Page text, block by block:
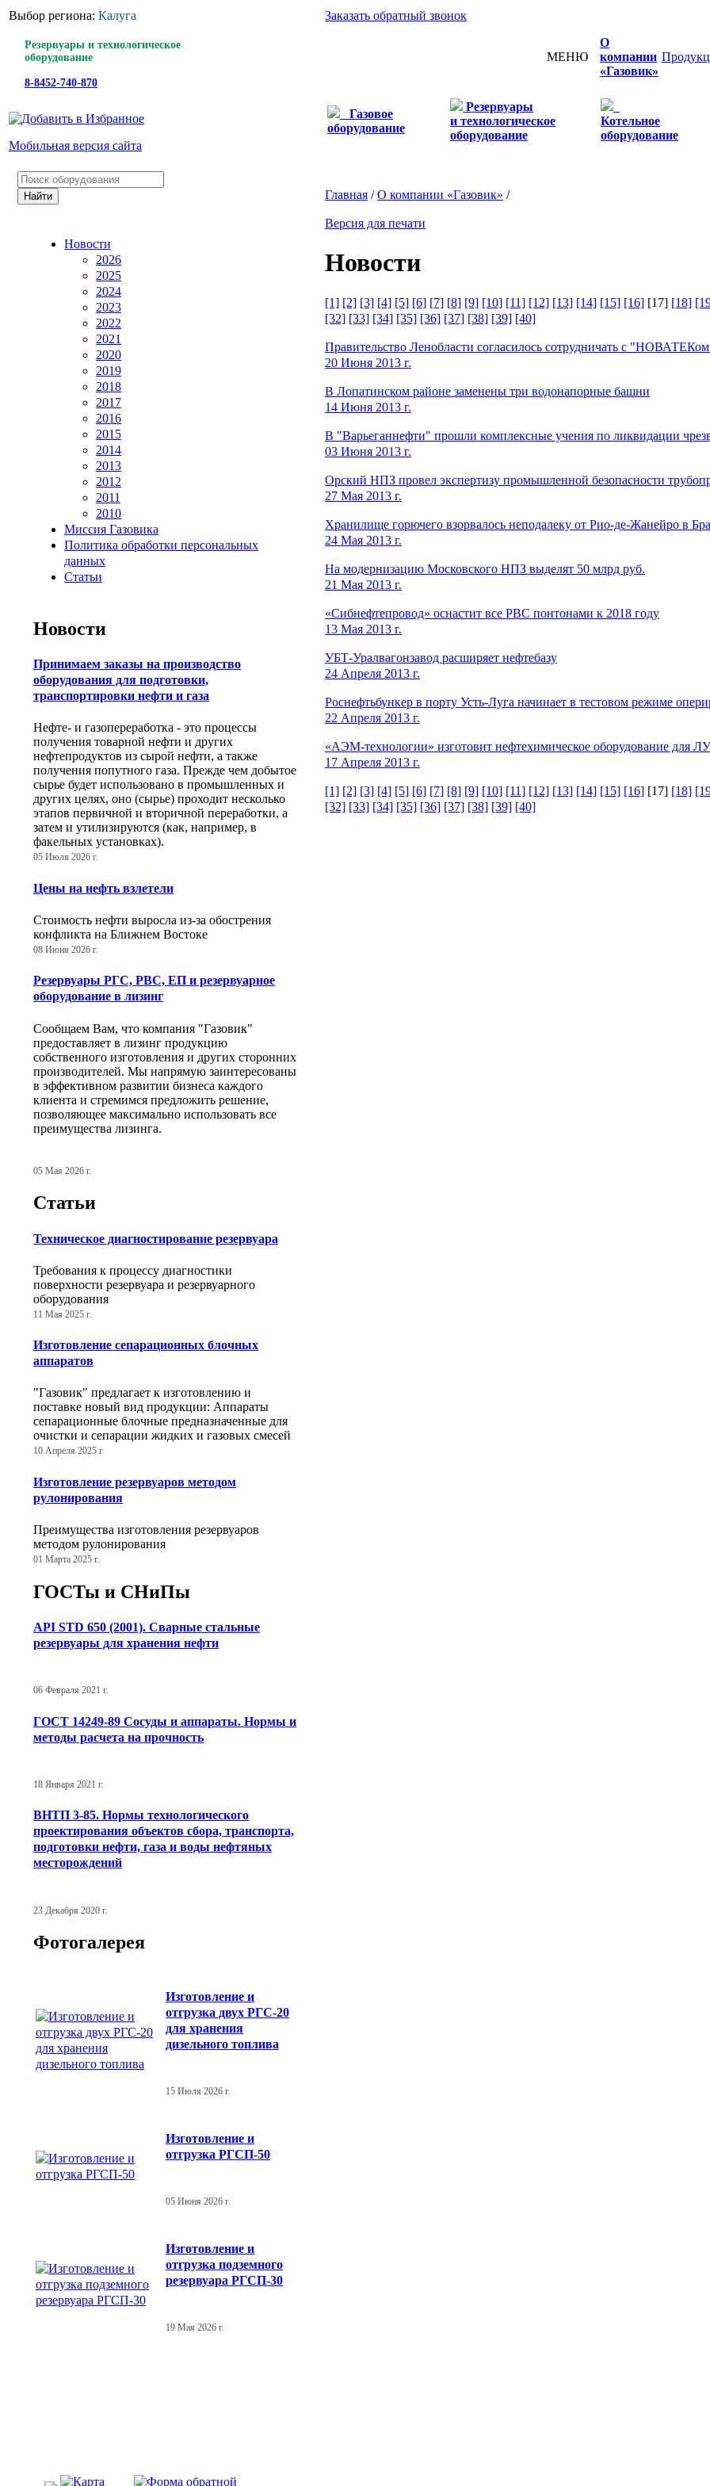
Выбор региона: Калуга
Резервуары и технологическое
оборудование
8-8452-740-870
Мобильная версия сайта
Заказать обратный звонок
МЕНЮ
О
компании
«Газовик»
Газовое
оборудование
Резервуары
и технологическое
оборудование
Котельное
оборудование
Новости
2026
2025
2024
2023
2022
2021
2020
2019
2018
2017
2016
2015
2014
2013
2012
2011
2010
Миссия Газовика
Политика обработки персональных
данных
Статьи
Новости
Принимаем заказы на производство
оборудования для подготовки,
транспортировки нефти и газа
Нефте- и газопереработка - это процессы
получения товарной нефти и других
нефтепродуктов из сырой нефти, а также
получения попутного газа. Прежде чем добытое
сырье будет использовано в промышленных и
других целях, оно (сырье) проходит несколько
этапов первичной и вторичной переработки, а
затем и утилизируются (как, например, в
факельных установках).
05 Июля 2026 г.
Цены на нефть взлетели
Стоимость нефти выросла из-за обострения
конфликта на Ближнем Востоке
08 Июня 2026 г.
Резервуары РГС, РВС, ЕП и резервуарное
оборудование в лизинг
Сообщаем Вам, что компания "Газовик"
предоставляет в лизинг продукцию
собственного изготовления и других сторонних
производителей. Мы напрямую заинтересованы
в эффективном развитии бизнеса каждого
клиента и стремимся предложить решение,
позволяющее максимально использовать все
преимущества лизинга.
05 Мая 2026 г.
Статьи
Техническое диагностирование резервуара
Требования к процессу диагностики
поверхности резервуара и резервуарного
оборудования
11 Мая 2025 г.
Изготовление сепарационных блочных
аппаратов
"Газовик" предлагает к изготовлению и
поставке новый вид продукции: Аппараты
сепарационные блочные предназначенные для
очистки и сепарации жидких и газовых смесей
10 Апреля 2025 г.
Изготовление резервуаров методом
рулонирования
Преимущества изготовления резервуаров
методом рулонирования
01 Марта 2025 г.
ГОСТы и СНиПы
API STD 650 (2001). Сварные стальные
резервуары для хранения нефти
06 Февраля 2021 г.
ГОСТ 14249-89 Сосуды и аппараты. Нормы и
методы расчета на прочность
18 Января 2021 г.
ВНТП 3-85. Нормы технологического
проектирования объектов сбора, транспорта,
подготовки нефти, газа и воды нефтяных
месторождений
23 Декабря 2020 г.
Фотогалерея
Изготовление и
отгрузка двух РГС-20
для хранения
дизельного топлива
15 Июля 2026 г.
Изготовление и
отгрузка РГСП-50
05 Июня 2026 г.
Изготовление и
отгрузка подземного
резервуара РГСП-30
19 Мая 2026 г.
Главная /О компании «Газовик» /
Версия для печати
Новости
[1] [2] [3] [4] [5] [6] [7] [8] [9] [10] [11] [12] [13] [14] [15] [16] [17] [18]
[32] [33] [34] [35] [36] [37] [38] [39] [40]
Правительство Ленобласти согласилось сотрудничать с
20 Июня 2013 г.
В Лопатинском районе заменены три водонапорные башни
14 Июня 2013 г.
В "Варьеганнефти" прошли комплексные учения по ликвидации
03 Июня 2013 г.
Орский НПЗ провел экспертизу промышленной безопасности
27 Мая 2013 г.
Хранилище горючего взорвалось неподалеку от Рио-де-Жанейро в
24 Мая 2013 г.
На модернизацию Московского НПЗ выделят 50 млрд руб.
21 Мая 2013 г.
«Сибнефтепровод» оснастит все РВС понтонами к 2018 году
13 Мая 2013 г.
УБТ-Уралвагонзавод расширяет нефтебазу
24 Апреля 2013 г.
Роснефтьбункер в порту Усть-Луга начинает в тестовом режиме
22 Апреля 2013 г.
«АЭМ-технологии» изготовит нефтехимическое оборудование для
17 Апреля 2013 г.
[1] [2] [3] [4] [5] [6] [7] [8] [9] [10] [11] [12] [13] [14] [15] [16] [17] [18]
[32] [33] [34] [35] [36] [37] [38] [39] [40]